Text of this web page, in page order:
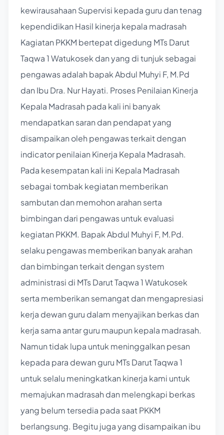
kewirausahaan Supervisi kepada guru dan tenag
kependidikan Hasil kinerja kepala madrasah
Kagiatan PKKM bertepat digedung MTs Darut
Taqwa 1 Watukosek dan yang di tunjuk sebagai
pengawas adalah bapak Abdul Muhyi F, M.Pd
dan Ibu Dra. Nur Hayati. Proses Penilaian Kinerja
Kepala Madrasah pada kali ini banyak
mendapatkan saran dan pendapat yang
disampaikan oleh pengawas terkait dengan
indicator penilaian Kinerja Kepala Madrasah.
Pada kesempatan kali ini Kepala Madrasah
sebagai tombak kegiatan memberikan
sambutan dan memohon arahan serta
bimbingan dari pengawas untuk evaluasi
kegiatan PKKM. Bapak Abdul Muhyi F, M.Pd.
selaku pengawas memberikan banyak arahan
dan bimbingan terkait dengan system
administrasi di MTs Darut Taqwa 1 Watukosek
serta memberikan semangat dan mengapresiasi
kerja dewan guru dalam menyajikan berkas dan
kerja sama antar guru maupun kepala madrasah.
Namun tidak lupa untuk meninggalkan pesan
kepada para dewan guru MTs Darut Taqwa 1
untuk selalu meningkatkan kinerja kami untuk
memajukan madrasah dan melengkapi berkas
yang belum tersedia pada saat PKKM
berlangsung. Begitu juga yang disampaikan ibu